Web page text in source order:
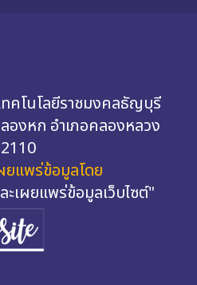
ทคโนโลยีราชมงคลธัญบุรี
องหก อำเภอคลองหลวง
ยแพร่ข้อมูลโดย
เผยแพร่ข้อมูลเว็บไซต์"